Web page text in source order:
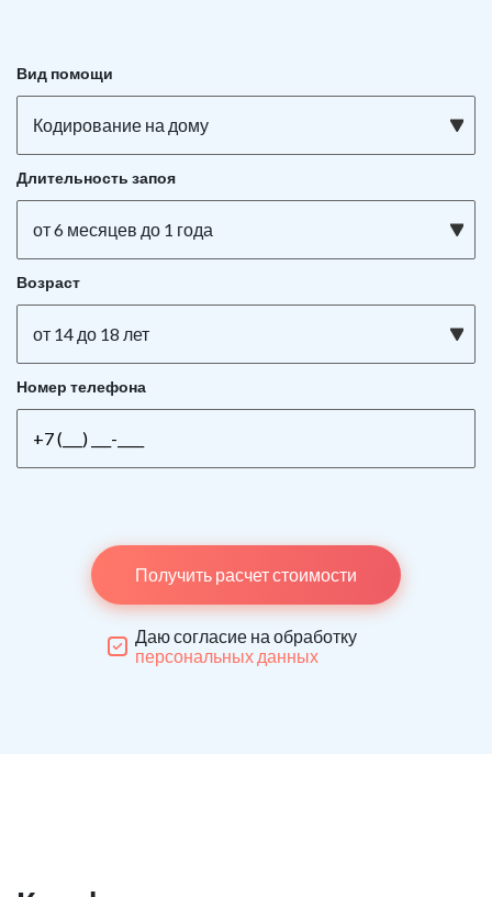
Вид помощи
Кодирование на дому
Длительность запоя
от 6 месяцев до 1 года
Возраст
от 14 до 18 лет
Номер телефона
Получить расчет стоимости
Даю согласие на обработку
персональных данных